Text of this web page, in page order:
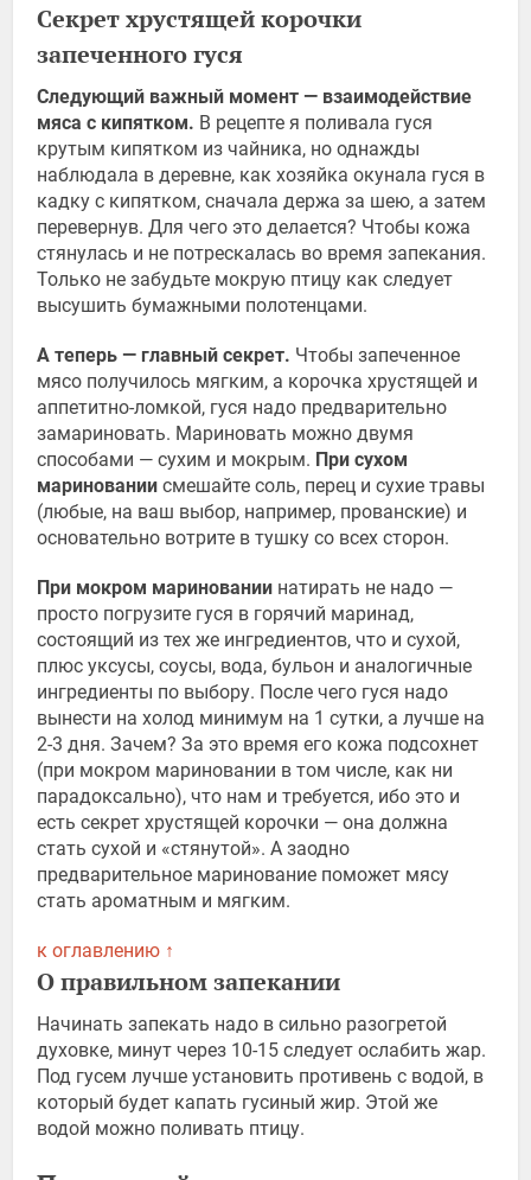
Секрет хрустящей корочки
запеченного гуся
Следующий важный момент — взаимодействие
мяса с кипятком. В рецепте я поливала гуся
крутым кипятком из чайника, но однажды
наблюдала в деревне, как хозяйка окунала гуся в
кадку с кипятком, сначала держа за шею, а затем
перевернув. Для чего это делается? Чтобы кожа
стянулась и не потрескалась во время запекания.
Только не забудьте мокрую птицу как следует
высушить бумажными полотенцами.
А теперь — главный секрет. Чтобы запеченное
мясо получилось мягким, а корочка хрустящей и
аппетитно-ломкой, гуся надо предварительно
замариновать. Мариновать можно двумя
способами — сухим и мокрым. При сухом
мариновании смешайте соль, перец и сухие травы
(любые, на ваш выбор, например, прованские) и
основательно вотрите в тушку со всех сторон.
При мокром мариновании натирать не надо —
просто погрузите гуся в горячий маринад,
состоящий из тех же ингредиентов, что и сухой,
плюс уксусы, соусы, вода, бульон и аналогичные
ингредиенты по выбору. После чего гуся надо
вынести на холод минимум на 1 сутки, а лучше на
2-3 дня. Зачем? За это время его кожа подсохнет
(при мокром мариновании в том числе, как ни
парадоксально), что нам и требуется, ибо это и
есть секрет хрустящей корочки — она должна
стать сухой и «стянутой». А заодно
предварительное маринование поможет мясу
стать ароматным и мягким.
к оглавлению ↑
О правильном запекании
Начинать запекать надо в сильно разогретой
духовке, минут через 10-15 следует ослабить жар.
Под гусем лучше установить противень с водой, в
который будет капать гусиный жир. Этой же
водой можно поливать птицу.